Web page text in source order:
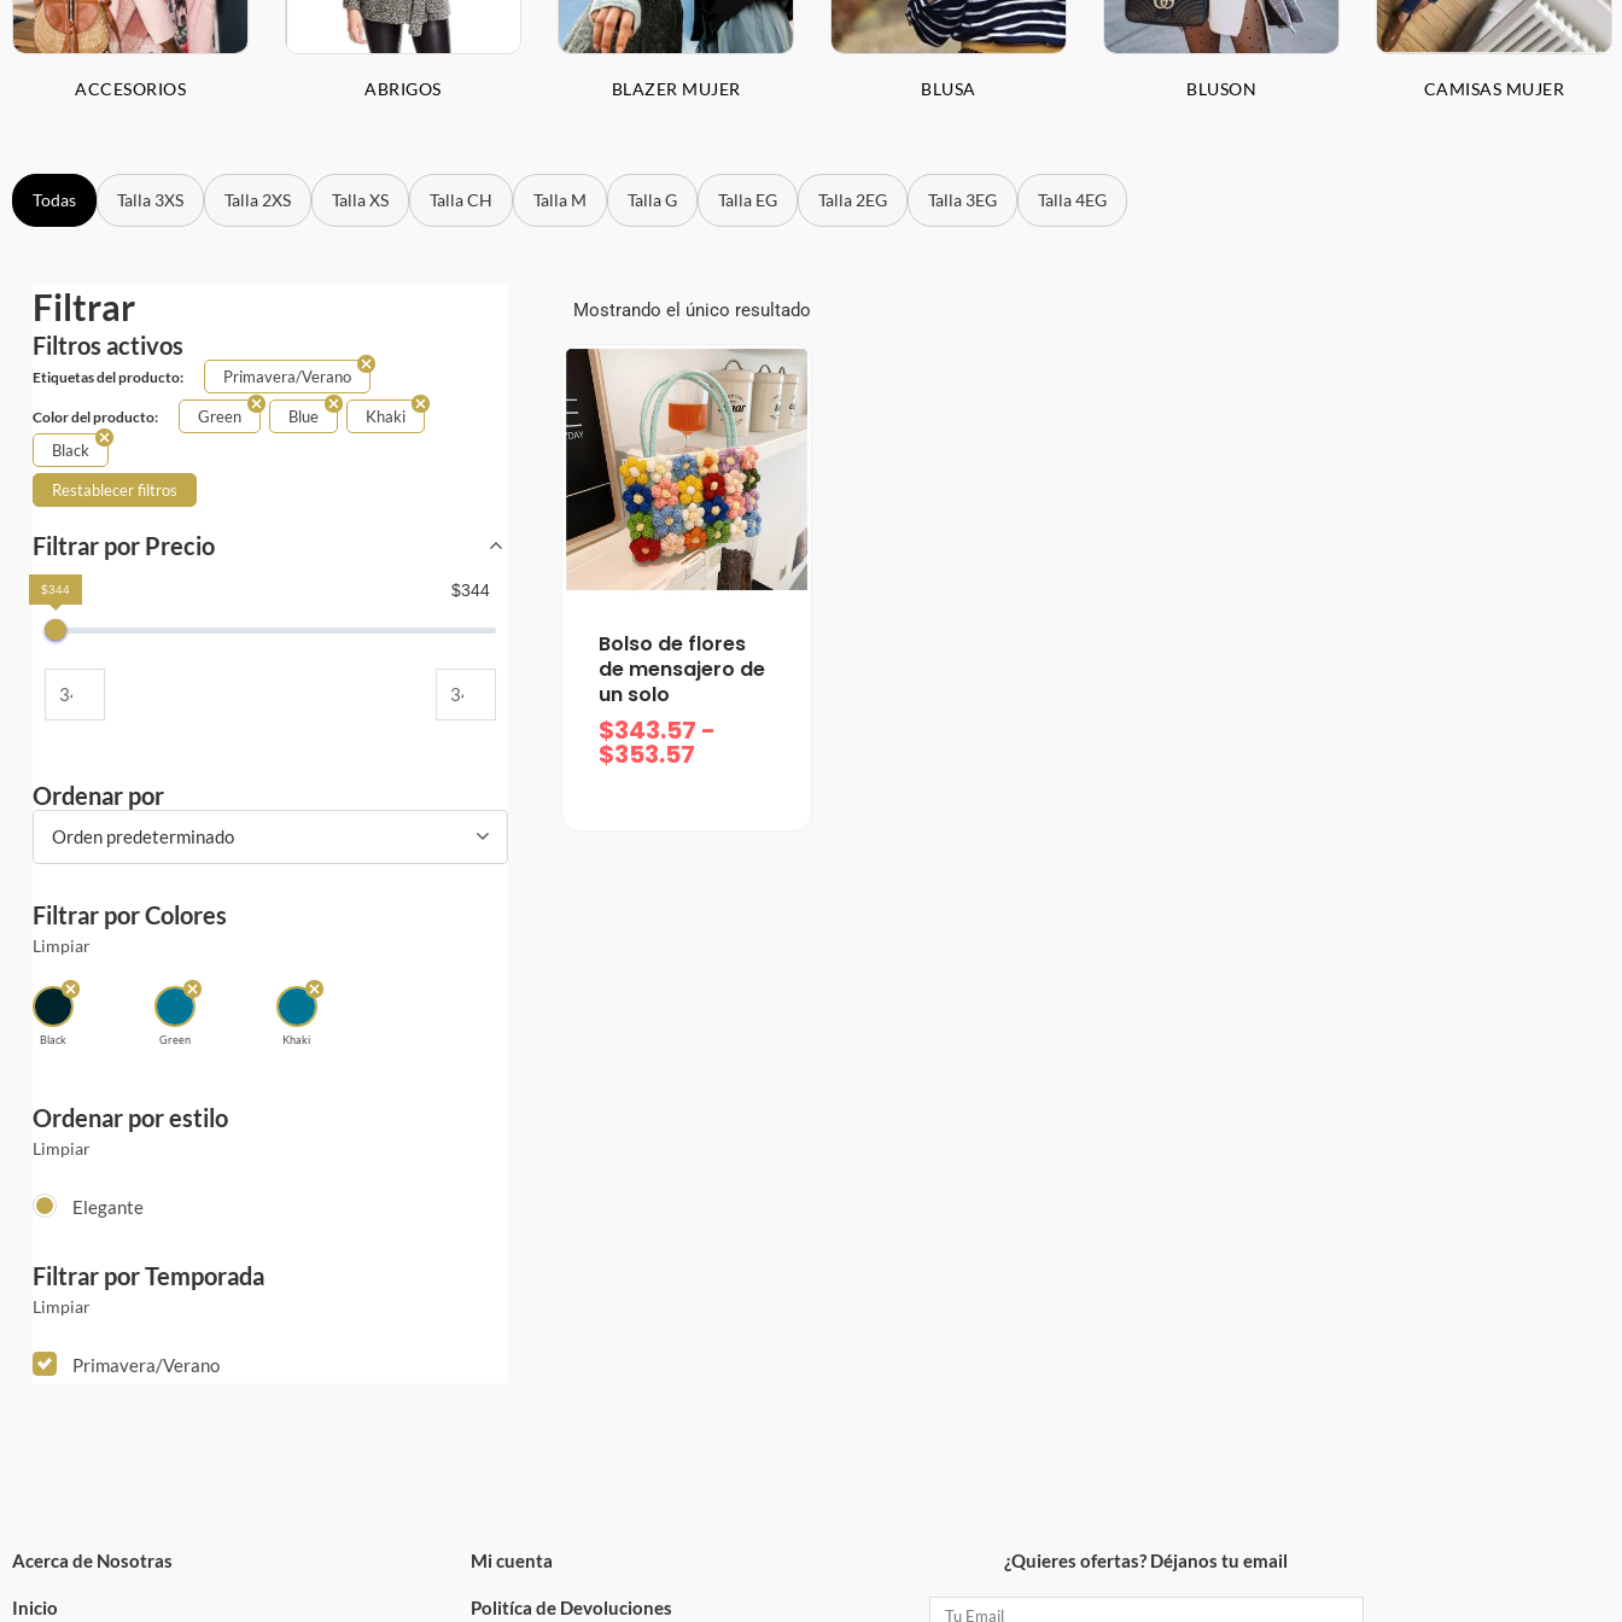
ACCESORIOS ABRIGOS BLAZER MUJER BLUSA BLUSON CAMISAS MUJER
Todas Talla 3XS Talla 2XS Talla XS Talla CH Talla M Talla G Talla EG Talla 2EG Talla 3EG Talla 4EG
Filtrar
Filtros activos
Etiquetas del producto: Primavera/Verano
Color del producto: Green Blue
Khaki
Black
Restablecer filtros
Filtrar por Precio
$344
$344
Ordenar por
Orden predeterminado
Filtrar por Colores
Limpiar
Black Green Khaki
Ordenar por estilo
Limpiar
Elegante
Filtrar por Temporada
Limpiar
Primavera/Verano
Mostrando el único resultado
Bolso de flores
de mensajero de
un solo
$343.57 -
$353.57
Rango
de
precios:
desde
$343.57
hasta
Acerca de Nosotras
Inicio
Mi cuenta
Politíca de Devoluciones
¿Quieres ofertas? Déjanos tu email
Email